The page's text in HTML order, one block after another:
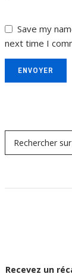
Save my
next time I
ENVOYER
Recevez un